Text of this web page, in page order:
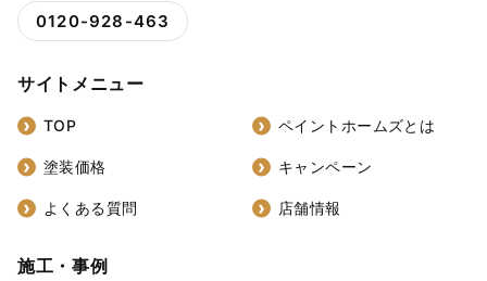
0120-928-463
サイトメニュー
TOP ペイントホームズとは
塗装価格 キャンペーン
よくある質問 店舗情報
施工・事例